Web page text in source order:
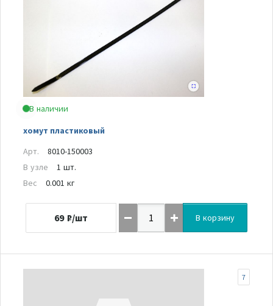
В наличии
хомут пластиковый
Арт.
8010-150003
В узле
1 шт.
Вес
0.001 кг
69 ₽/шт В корзину
7